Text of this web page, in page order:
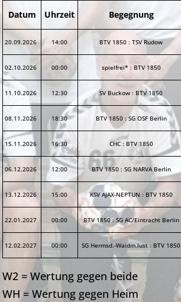
Datum Uhrzeit Begegnung
20.09.2026 14:00 BTV 1850 : TSV Rudow
02.10.2026 00:00 spielfrei* : BTV 1850
11.10.2026 12:30 SV Buckow : BTV 1850
08.11.2026 18:30 BTV 1850: SG OSF Berlin
15.11.2026 16:30 CHC: BTV 1850
06.12.2026 12:00 BTV 1850: SG NARVA Berlin
13.12.2026 15:00 KSV AJAX-NEPTUN : BTV 1850
22.01.2027 00:00 BTV 1850: SG AC/Eintracht Berlin
12.02.2027 00:00 SG Hermsd.-Waidm.lust: BTV 1850
W2 = Wertung gegen beide
WH = Wertung gegen Heim